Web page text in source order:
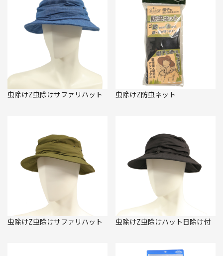
虫除けZ虫除けサファリハット 虫除けZ防虫ネット
虫除けZ虫除けサファリハット 虫除けZ虫除けハット日除け付